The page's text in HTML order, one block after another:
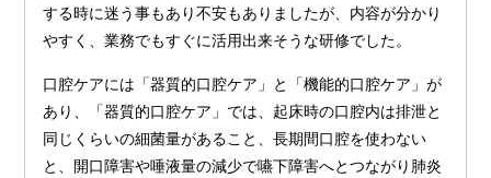
する時に迷う事もあり不安もありましたが、内容が分かり
やすく、業務でもすぐに活用出来そうな研修でした。
口腔ケアには「器質的口腔ケア」と「機能的口腔ケア」が
あり、「器質的口腔ケア」では、起床時の口腔内は排泄と
同じくらいの細菌量があること、長期間口腔を使わない
と、開口障害や唾液量の減少で嚥下障害へとつながり肺炎